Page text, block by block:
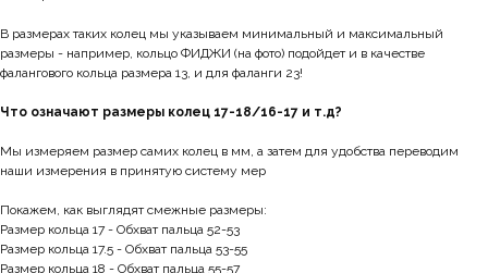
В размерах таких колец мы указываем минимальный и максимальный
размеры - например, кольцо ФИДЖИ (на фото) подойдет и в качестве
фалангового кольца размера 13, и для фаланги 23!
Что означают размеры колец 17-18/16-17 и т.д?
Мы измеряем размер самих колец в мм, а затем для удобства переводим
наши измерения в принятую систему мер
Покажем, как выглядят смежные размеры:
Размер кольца 17 - Обхват пальца 52-53
Размер кольца 17.5 - Обхват пальца 53-55
Размер кольца 18 - Обхват пальца 55-57